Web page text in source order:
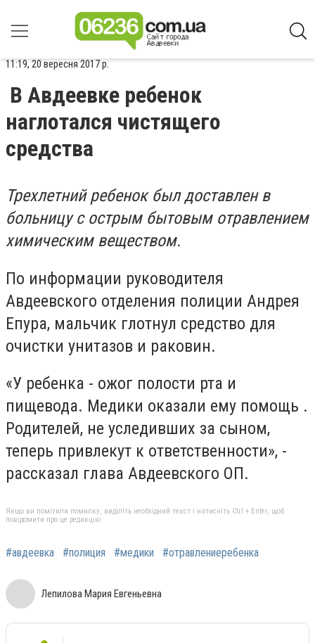
11:19, 20 вересня 2017 р.
В Авдеевке ребенок
наглотался чистящего
средства
Трехлетний ребенок был доставлен в
больницу с острым бытовым отравлением
химическим веществом.
По информации руководителя
Авдеевского отделения полиции Андрея
Епура, мальчик глотнул средство для
очистки унитазов и раковин.
«У ребенка - ожог полости рта и
пищевода. Медики оказали ему помощь .
Родителей, не уследивших за сыном,
теперь привлекут к ответственности», -
рассказал глава Авдеевского ОП.
Якщо ви помітили помилку, виділіть необхідний текст і натисніть Ctrl + Enter, щоб
повідомити про це редакцію
#авдеевка #полиция #медики #отравлениеребенка
Лепилова Мария Евгеньевна